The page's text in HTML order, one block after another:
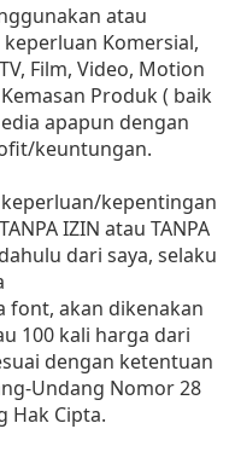
atau
Komersial,
Film, Video, Motion
Produk ( baik
apapun dengan
keuntungan.
kepentingan
IZIN atau TANPA
dari saya, selaku
font, akan dikenakan
100 kali harga dari
dengan ketentuan
Undang Nomor 28
Hak Cipta.